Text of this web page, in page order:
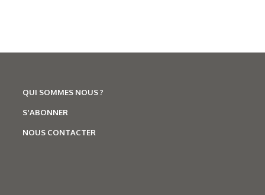
QUI SOMMES NOUS ?
S'ABONNER
NOUS CONTACTER